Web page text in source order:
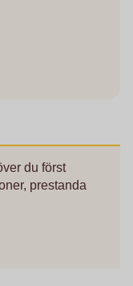
du först
prestanda